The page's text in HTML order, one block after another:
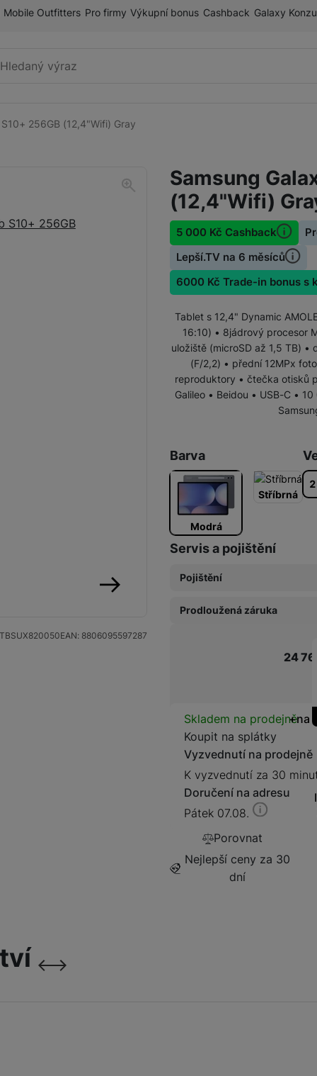
Mobile Outfitters Pro firmy Výkupní bonus Cashback Galaxy
Vyhledávání
Galaxy Tab S
Galaxy Tab S11
Klávesnice k tabletům
256GB (12,4"Wifi) Gray
Samsung
(12,4"Wifi)
5 000 Kč Cashback
Lepší.TV na 6 měsíců
6000 Kč Trade-in bonus s
Tablet s 12,4" Dynamic
16:10) • 8jádrový procesor
uložiště (microSD až 1,5 TB)
(F/2,2) • přední 12MPx
reproduktory • čtečka otisků
Galileo • Beidou • USB-C •
Barva
Modrá
Stříbrná
Servis a pojištění
Pojištění
Pojištění Space care 1 rok
Pojištění Space care 2
Prodloužená záruka
Prodloužená záruka 2 rok
2 379Kč
Prodloužená záruka 3 rok
3 319
24
Skladem na prodejněna
Koupit na splátky
Vyzvednutí na prodejně
K vyzvednutí za 30
Doručení na adresu
Pátek 07.08.
Porovnat
Nejlepší ceny za 30
dní
EAN: 8806095597287